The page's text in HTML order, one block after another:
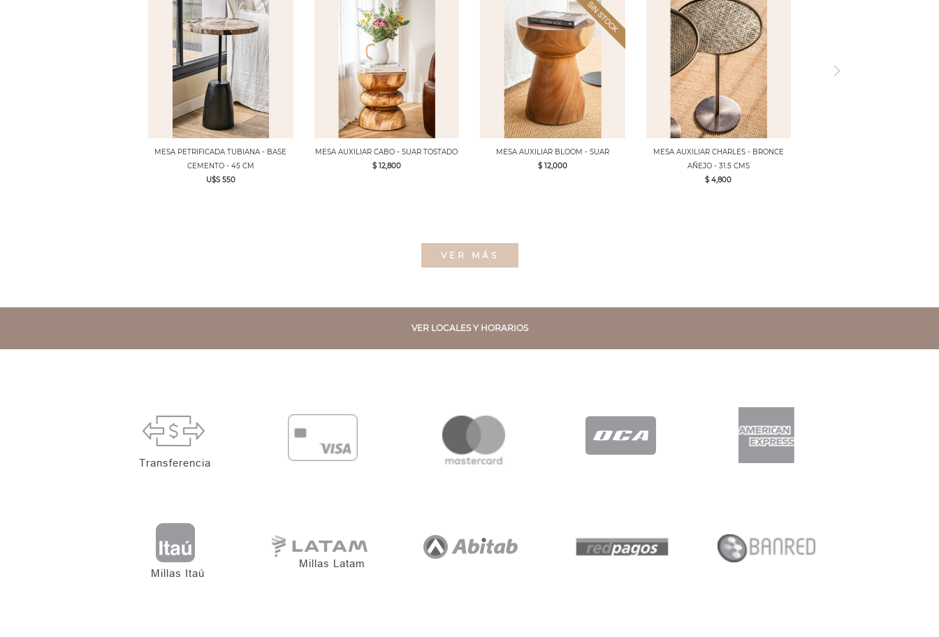
MESA PETRIFICADA TUBIANA - BASE
CEMENTO - 45 CM
U$S 550
MESA AUXILIAR CABO - SUAR TOSTADO
$ 12,800
MESA AUXILIAR BLOOM - SUAR
$ 12,000
MESA AUXILIAR CHARLES - BRONCE
AÑEJO - 31.5 CMS
$ 4,800
VER MÁS
VER LOCALES Y HORARIOS